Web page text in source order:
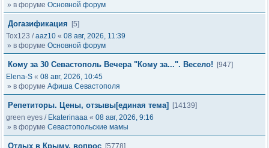
» в форуме Основной форум
Догазификация
[5]
Tox123 /aaz10 « 08 авг, 2026, 11:39
» в форуме Основной форум
Кому за 30 Севастополь Вечера "Кому за...". Весело!
[947]
Elena-S « 08 авг, 2026, 10:45
» в форуме Афиша Севастополя
Репетиторы. Цены, отзывы[единая тема]
[14139]
green eyes / Ekaterinaaa « 08 авг, 2026, 9:16
» в форуме Севастопольские мамы
Отдых в Крыму, вопрос [5778]